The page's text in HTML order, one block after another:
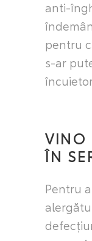
anti-
pentru
s-ar
VINO
ÎN
Pentru